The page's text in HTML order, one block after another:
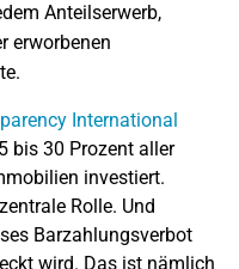
Anteilserwerb,
erworbenen
International
bis 30 Prozent aller
investiert.
Rolle. Und
Barzahlungsverbot
wird. Das ist nämlich